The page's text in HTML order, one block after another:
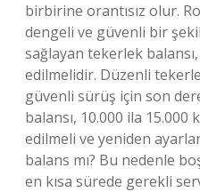
birbirine orantısız olur.
dengeli ve güvenli bir
sağlayan tekerlek
edilmelidir. Düzenli
güvenli sürüş için son
balansı, 10.000 ila
edilmeli ve yeniden
balans mı? Bu nedenle
en kısa sürede gerekli